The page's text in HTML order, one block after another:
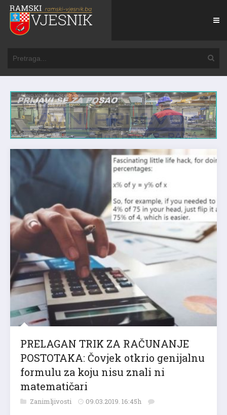
PRELAGAN TRIK ZA RAČUNANJE
POSTOTAKA: Čovjek otkrio genijalnu
formulu za koju nisu znali ni
matematičari
Zanimljivosti 09.03.2019. 16:45h